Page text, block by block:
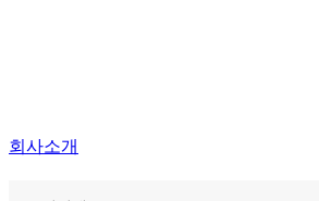
회사소개